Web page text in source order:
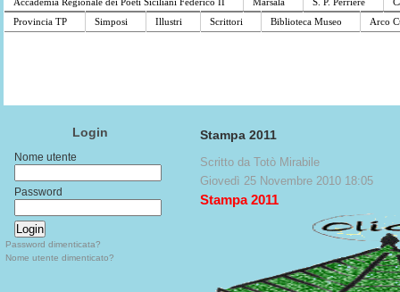
Provincia TP
Simposi Illustri Scrittori Biblioteca Museo Arco
Login
Nome utente
Password
Password dimenticata?
Nome utente dimenticato?
Stampa 2011
Scritto da Totò Mirabile
Giovedì 25 Novembre 2010 18:05
Stampa 2011